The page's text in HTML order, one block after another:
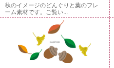
秋のイメージのどんぐりと葉のフレ
ーム素材です。ご覧い...